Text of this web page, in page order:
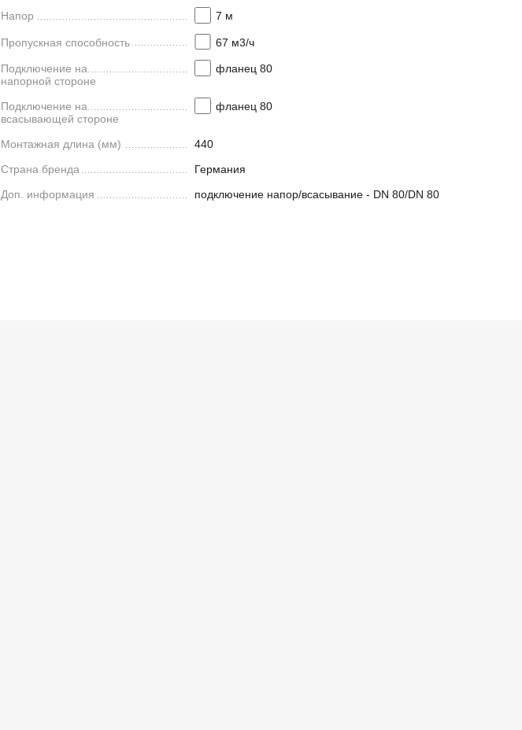
Напор 7 м
Пропускная способность 67 м3/ч
Подключение на
напорной стороне
фланец 80
Подключение на
всасывающей стороне
фланец 80
Монтажная длина (мм)
440
Страна бренда
Германия
Доп. информация
подключение напор/всасывание - DN 80/DN 80